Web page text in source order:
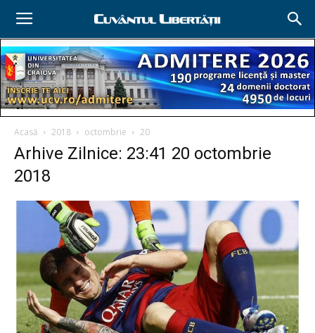
Acasă 2018 octombrie 20
Arhive Zilnice: 23:41 20 octombrie
2018